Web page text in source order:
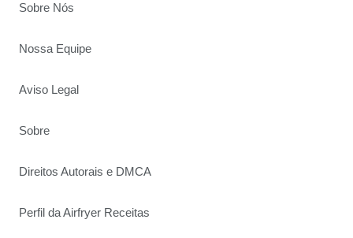
Sobre Nós
Nossa Equipe
Aviso Legal
Sobre
Direitos Autorais e DMCA
Perfil da Airfryer Receitas